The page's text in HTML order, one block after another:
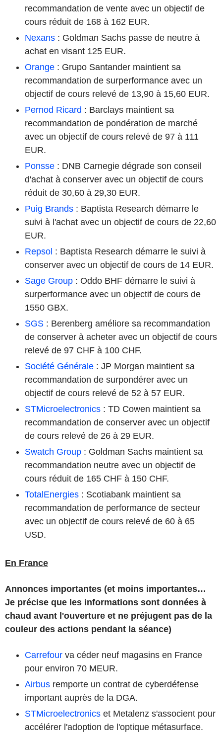
recommandation de vente avec un objectif de
cours réduit de 168 à 162 EUR.
Nexans : Goldman Sachs passe de neutre à
achat en visant 125 EUR.
Orange : Grupo Santander maintient sa
recommandation de surperformance avec un
objectif de cours relevé de 13,90 à 15,60 EUR.
Pernod Ricard : Barclays maintient sa
recommandation de pondération de marché
avec un objectif de cours relevé de 97 à 111
EUR.
Ponsse : DNB Carnegie dégrade son conseil
d'achat à conserver avec un objectif de cours
réduit de 30,60 à 29,30 EUR.
Puig Brands : Baptista Research démarre le
suivi à l'achat avec un objectif de cours de 22,60
EUR.
Repsol : Baptista Research démarre le suivi à
conserver avec un objectif de cours de 14 EUR.
Sage Group : Oddo BHF démarre le suivi à
surperformance avec un objectif de cours de
1550 GBX.
SGS : Berenberg améliore sa recommandation
de conserver à acheter avec un objectif de cours
relevé de 97 CHF à 100 CHF.
Société Générale : JP Morgan maintient sa
recommandation de surpondérer avec un
objectif de cours relevé de 52 à 57 EUR.
STMicroelectronics : TD Cowen maintient sa
recommandation de conserver avec un objectif
de cours relevé de 26 à 29 EUR.
Swatch Group : Goldman Sachs maintient sa
recommandation neutre avec un objectif de
cours réduit de 165 CHF à 150 CHF.
TotalEnergies : Scotiabank maintient sa
recommandation de performance de secteur
avec un objectif de cours relevé de 60 à 65
USD.
En France
Annonces importantes (et moins importantes…
Je précise que les informations sont données à
chaud avant l'ouverture et ne préjugent pas de la
couleur des actions pendant la séance)
Carrefour va céder neuf magasins en France
pour environ 70 MEUR.
Airbus remporte un contrat de cyberdéfense
important auprès de la DGA.
STMicroelectronics et Metalenz s'associent pour
accélérer l'adoption de l'optique métasurface.